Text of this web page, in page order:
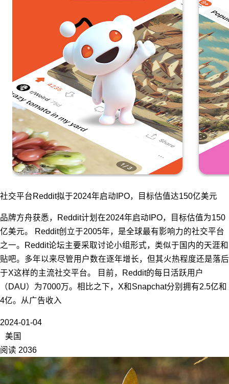
社交平台Reddit拟于2024年启动IPO，目标估值达150亿美元
品牌方舟获悉，Reddit计划在2024年启动IPO，目标估值为150
亿美元。 Reddit创立于2005年，是全球最有影响力的社交平台
之一。Reddit论坛主要采取讨论小组形式，类似于国内的天涯和
贴吧。多年以来尽管用户数在逐年增长，但其火热程度还是落后
于X这样的主流社交平台。 目前，Reddit的每日活跃用户
（DAU）为7000万。相比之下，X和Snapchat分别拥有2.5亿和
4亿。从广告收入
2024-01-04
美国
阅读 2036